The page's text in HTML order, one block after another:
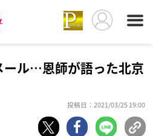
ール…恩師が語った北京
投稿日：2021/03/25 19:00